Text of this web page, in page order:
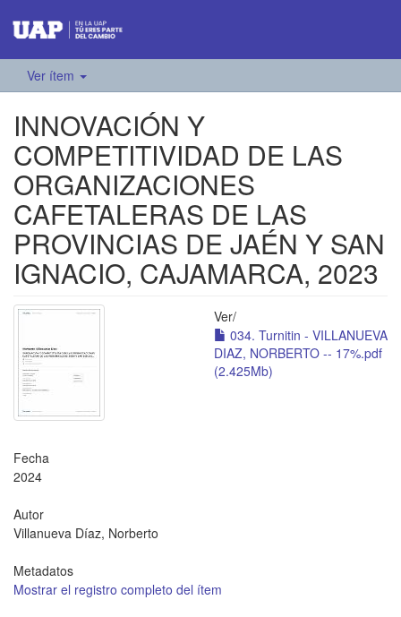
Ver ítem
INNOVACIÓN Y
COMPETITIVIDAD DE LAS
ORGANIZACIONES
CAFETALERAS DE LAS
PROVINCIAS DE JAÉN Y SAN
IGNACIO, CAJAMARCA, 2023
Ver/
034. Turnitin - VILLANUEVA
DIAZ, NORBERTO -- 17%.pdf
(2.425Mb)
Fecha
2024
Autor
Villanueva Díaz, Norberto
Metadatos
Mostrar el registro completo del ítem